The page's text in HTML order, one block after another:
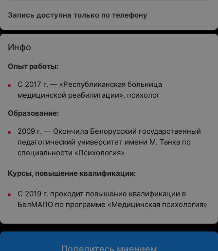
Запись доступна только по телефону
Инфо
Опыт работы:
С 2017 г. — «Республиканская больница
медицинской реабилитации», психолог
Oбразование:
2009 г. — Окончила Белорусский государственный
педагогический университет имени М. Танка по
специальности «Психология»
Курсы, повышение квалификации:
С 2019 г. проходит повышение квалификации в
БелМАПО по программе «Медицинская психология»
Поделитесь мнением